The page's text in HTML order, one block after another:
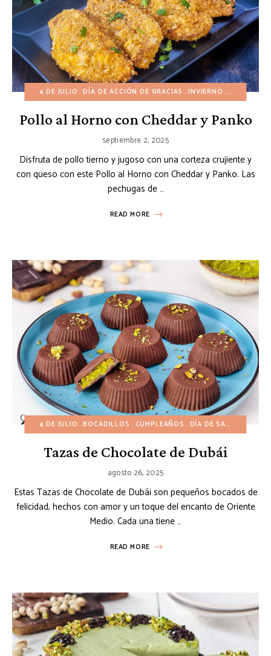
4 DE JULIO DÍA DE ACCIÓN DE GRACIAS INVIERNO NAVIDAD
Pollo al Horno con Cheddar y Panko
septiembre 2, 2025
Disfruta de pollo tierno y jugoso con una corteza crujiente y
con queso con este Pollo al Horno con Cheddar y Panko. Las
pechugas de …
READ MORE
4 DE JULIO BOCADILLOS CUMPLEAÑOS DÍA DE SAN VALENTÍN
Tazas de Chocolate de Dubái
agosto 26, 2025
Estas Tazas de Chocolate de Dubái son pequeños bocados de
felicidad, hechos con amor y un toque del encanto de Oriente
Medio. Cada una tiene …
READ MORE